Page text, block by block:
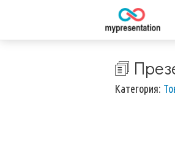
🗊
Категория: